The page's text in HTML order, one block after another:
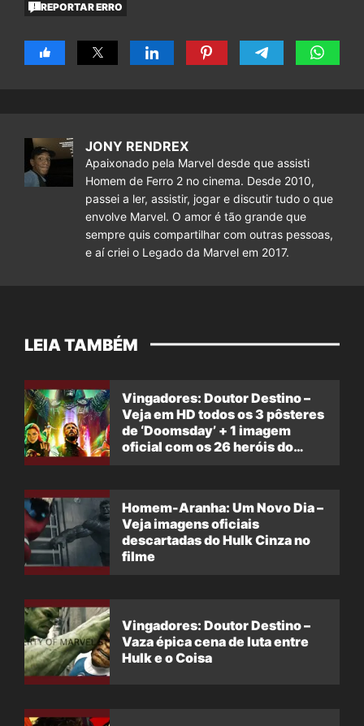
REPORTAR ERRO
JONY RENDREX
Apaixonado pela Marvel desde que assisti
Homem de Ferro 2 no cinema. Desde 2010,
passei a ler, assistir, jogar e discutir tudo o que
envolve Marvel. O amor é tão grande que
sempre quis compartilhar com outras pessoas,
e aí criei o Legado da Marvel em 2017.
LEIA TAMBÉM
Vingadores: Doutor Destino –
Veja em HD todos os 3 pôsteres
de ‘Doomsday’ + 1 imagem
oficial com os 26 heróis do
Homem-Aranha: Um Novo Dia –
Veja imagens oficiais
descartadas do Hulk Cinza no
filme
Vingadores: Doutor Destino –
Vaza épica cena de luta entre
Hulk e o Coisa